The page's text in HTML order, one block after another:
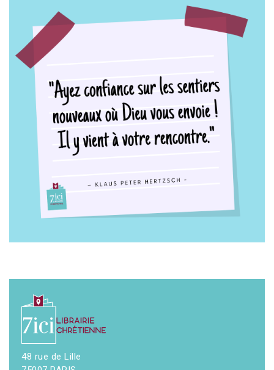
48 rue de Lille